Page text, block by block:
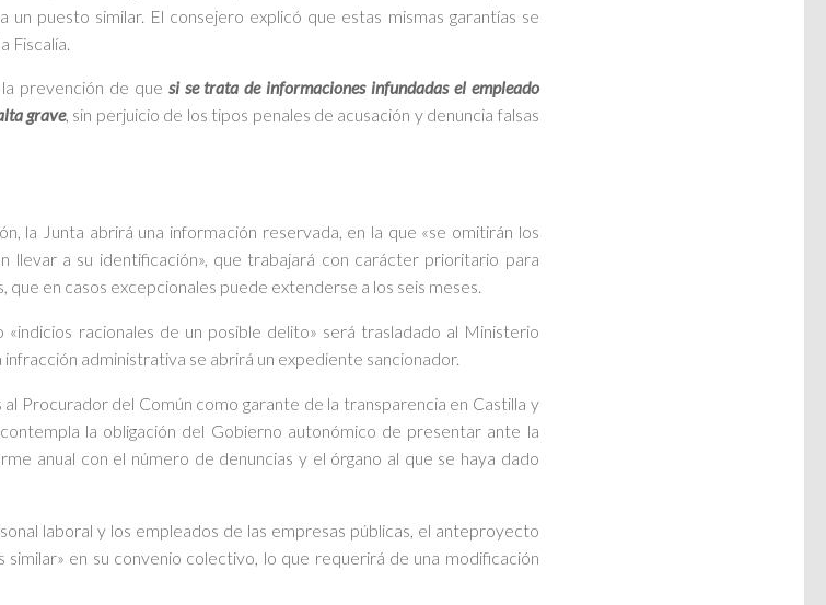
puesto similar. El consejero explicó que estas mismas garantías se
Fiscalía.
prevención de que si se trata de informaciones infundadas el empleado
grave, sin perjuicio de los tipos penales de acusación y denuncia falsas
la Junta abrirá una información reservada, en la que «se omitirán los
llevar a su identificación», que trabajará con carácter prioritario para
que en casos excepcionales puede extenderse a los seis meses.
racionales de un posible delito» será trasladado al Ministerio
administrativa se abrirá un expediente sancionador.
Procurador del Común como garante de la transparencia en Castilla y
la obligación del Gobierno autonómico de presentar ante la
anual con el número de denuncias y el órgano al que se haya dado
laboral y los empleados de las empresas públicas, el anteproyecto
en su convenio colectivo, lo que requerirá de una modificación